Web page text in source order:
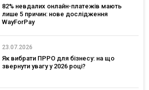
82% невдалих онлайн-платежів мають
лише 5 причин: нове дослідження
WayForPay
23.07.2026
Як вибрати ПРРО для бізнесу: на що
звернути увагу у 2026 році?